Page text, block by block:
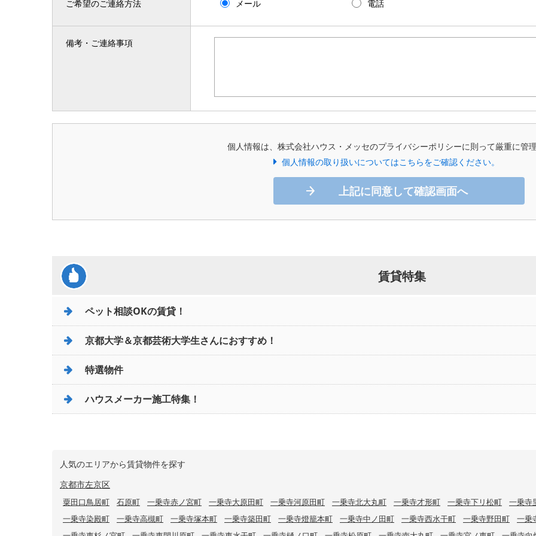
ご希望のご連絡方法 メール 電話
備考・ご連絡事項
個人情報は、株式会社ハウス・メッセのプライバシーポリシーに則って厳重に管理
個人情報の取り扱いについてはこちらをご確認ください。
上記に同意して確認画面へ
賃貸特集
ペット相談OKの賃貸！
京都大学＆京都芸術大学生さんにおすすめ！
特選物件
ハウスメーカー施工特集！
人気のエリアから賃貸物件を探す
京都市左京区
粟田口鳥居町 石原町 一乗寺赤ノ宮町 一乗寺大原田町 一乗寺河原田町 一乗寺北大丸町 一乗寺才形町 一乗寺下リ松町 一乗寺
一乗寺染殿町
一乗寺高槻町 一乗寺塚本町 一乗寺築田町 一乗寺燈籠本町 一乗寺中ノ田町 一乗寺西水干町 一乗寺野田町 一乗